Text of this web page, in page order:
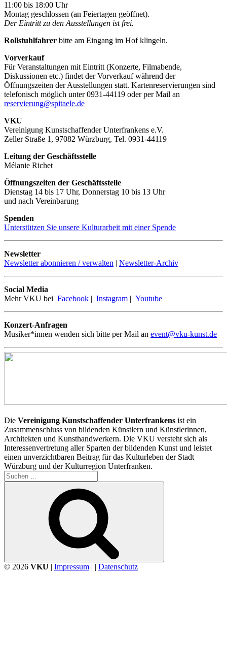
11:00 bis 18:00 Uhr
Montag geschlossen (an Feiertagen geöffnet).
Der Eintritt zu den Ausstellungen ist frei.
Rollstuhlfahrer bitte am Eingang im Hof klingeln.
Vorverkauf
Für Veranstaltungen mit Eintritt (Konzerte, Filmabende,
Diskussionen etc.) findet der Vorverkauf während der
Öffnungszeiten der Ausstellungen statt. Kartenreservierungen sind
telefonisch möglich unter 0931-44119 oder per Mail an
reservierung@spitaele.de
VKU
Vereinigung Kunstschaffender Unterfrankens e.V.
Zeller Straße 1, 97082 Würzburg, Tel. 0931-44119
Leitung der Geschäftsstelle
Mélanie Richet
Öffnungszeiten der Geschäftsstelle
Dienstag 14 bis 17 Uhr, Donnerstag 10 bis 13 Uhr
und nach Vereinbarung
Spenden
Unterstützen Sie unsere Kulturarbeit mit einer Spende
Newsletter
Newsletter abonnieren / verwalten | Newsletter-Archiv
Social Media
Mehr VKU bei Facebook | Instagram | Youtube
Konzert-Anfragen
Musiker*innen wenden sich bitte per Mail an event@vku-kunst.de
Die Vereinigung Kunstschaffender Unterfrankens ist ein
Zusammenschluss von bildenden Künstlern und Künstlerinnen,
Architekten und Kunsthandwerkern. Die VKU versteht sich als
Interessenvertretung aller Sparten der bildenden Kunst und leistet
einen unverzichtbaren Beitrag für das Kulturleben der Stadt
Würzburg und der Kulturregion Unterfranken.
Suchen
nach:
© 2026 VKU | Impressum | | Datenschutz